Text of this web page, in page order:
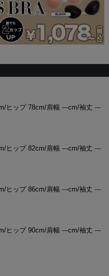
ヒップ 78cm/肩幅 ---cm/袖丈 ---
ヒップ 82cm/肩幅 ---cm/袖丈 ---
ヒップ 86cm/肩幅 ---cm/袖丈 ---
ヒップ 90cm/肩幅 ---cm/袖丈 ---